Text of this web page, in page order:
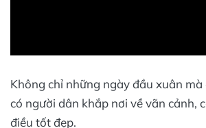
Không chỉ những ngày đầu xuân
có người dân khắp nơi về vãn cảnh,
điều tốt đẹp.